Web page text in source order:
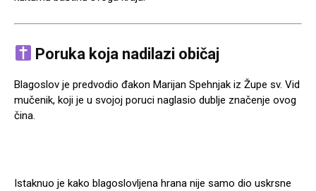
Poruka koja nadilazi običaj
Blagoslov je predvodio đakon Marijan Spehnjak iz Župe sv. Vid
mučenik, koji je u svojoj poruci naglasio dublje značenje ovog
čina.
Istaknuo je kako blagoslovljena hrana nije samo dio uskrsne